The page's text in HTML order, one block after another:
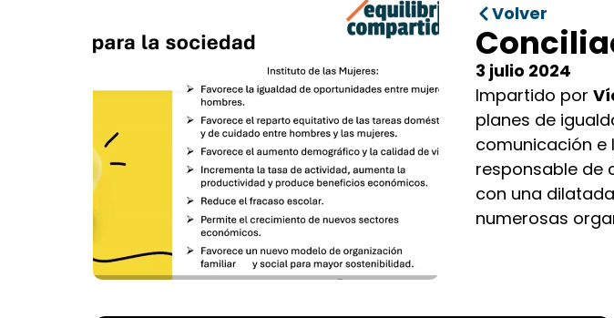
Volver
3 julio 2024
Impartido por
planes de
comunicación e
responsable de
con una
numerosas